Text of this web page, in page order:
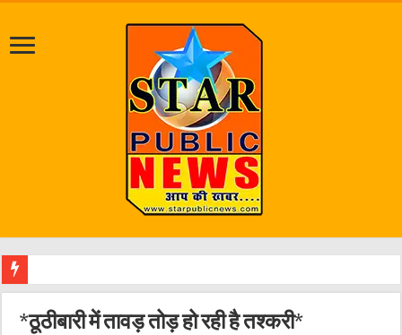
*ठूठीबारी में तावड़ तोड़ हो रही है तश्करी*